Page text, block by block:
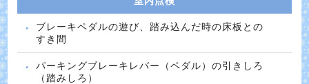
ブレーキペダルの遊び、踏み込んだ時の床板との
すき間
パーキングブレーキレバー（ペダル）の引きしろ
（踏みしろ）